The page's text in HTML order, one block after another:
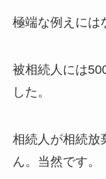
極端な例えには
被相続人には
した。
相続人が相続放
ん。当然です。